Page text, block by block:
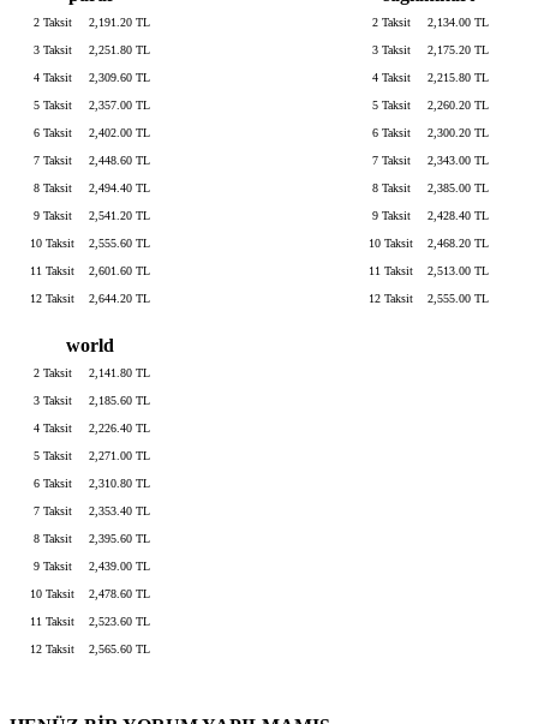
2 Taksit 2,191.20 TL
3 Taksit 2,251.80 TL
4 Taksit 2,309.60 TL
5 Taksit 2,357.00 TL
6 Taksit 2,402.00 TL
7 Taksit 2,448.60 TL
8 Taksit 2,494.40 TL
9 Taksit 2,541.20 TL
10 Taksit 2,555.60 TL
11 Taksit 2,601.60 TL
12 Taksit 2,644.20 TL
2 Taksit 2,134.00 TL
3 Taksit 2,175.20 TL
4 Taksit 2,215.80 TL
5 Taksit 2,260.20 TL
6 Taksit 2,300.20 TL
7 Taksit 2,343.00 TL
8 Taksit 2,385.00 TL
9 Taksit 2,428.40 TL
10 Taksit 2,468.20 TL
11 Taksit 2,513.00 TL
12 Taksit 2,555.00 TL
world
2 Taksit 2,141.80 TL
3 Taksit 2,185.60 TL
4 Taksit 2,226.40 TL
5 Taksit 2,271.00 TL
6 Taksit 2,310.80 TL
7 Taksit 2,353.40 TL
8 Taksit 2,395.60 TL
9 Taksit 2,439.00 TL
10 Taksit 2,478.60 TL
11 Taksit 2,523.60 TL
12 Taksit 2,565.60 TL